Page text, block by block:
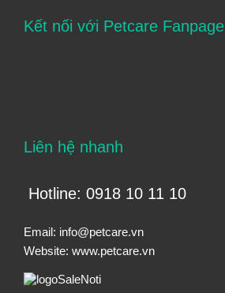
Kết nối với Petcare Fanpage
Liên hệ nhanh
Hotline: 0918 10 11 10
Email: info@petcare.vn
Website: www.petcare.vn